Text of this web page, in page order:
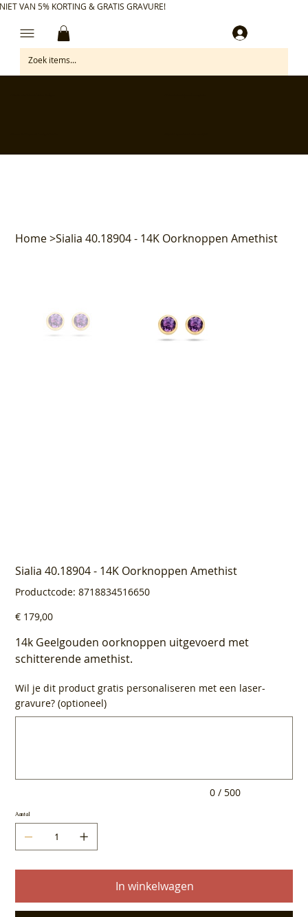
VAN 5% KORTING & GRATIS GRAVURE!
Home>Sialia 40.18904 - 14K Oorknoppen Amethist
Sialia 40.18904 - 14K Oorknoppen Amethist
Productcode: Productcode
8718834516650
8718834516650
Prijs
€ 179,00
14k Geelgouden oorknoppen uitgevoerd met
schitterende amethist.
Wil je dit product gratis personaliseren met een laser-
gravure? (optioneel)
0 / 500
Aantal
In winkelwagen